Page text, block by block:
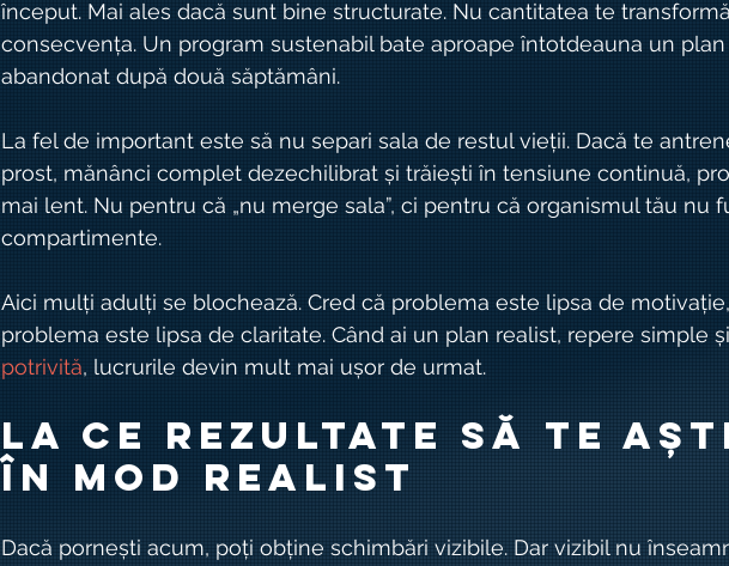
început. Mai ales dacă sunt bine structurate. Nu cantitatea te
consecvența. Un program sustenabil bate aproape întotdeauna un
abandonat după două săptămâni.
La fel de important este să nu separi sala de restul vieții. Dacă te
prost, mănânci complet dezechilibrat și trăiești în tensiune continuă,
mai lent. Nu pentru că „nu merge sala”, ci pentru că organismul tău nu
compartimente.
Aici mulți adulți se blochează. Cred că problema este lipsa de
problema este lipsa de claritate. Când ai un plan realist, repere simple și
potrivită, lucrurile devin mult mai ușor de urmat.
La ce rezultate să te
în mod realist
Dacă pornești acum, poți obține schimbări vizibile. Dar vizibil nu